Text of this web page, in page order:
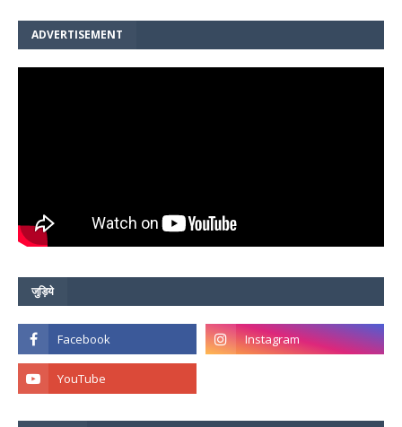
ADVERTISEMENT
जुड़िये